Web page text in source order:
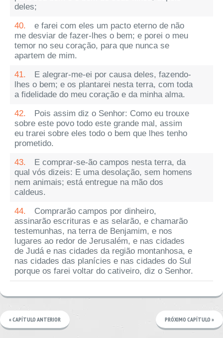
deles;
40.
e farei com eles um pacto eterno de não
me desviar de fazer-lhes o bem; e porei o meu
temor no seu coração, para que nunca se
apartem de mim.
41.
E alegrar-me-ei por causa deles, fazendo-
lhes o bem; e os plantarei nesta terra, com toda
a fidelidade do meu coração e da minha alma.
42.
Pois assim diz o Senhor: Como eu trouxe
sobre este povo todo este grande mal, assim
eu trarei sobre eles todo o bem que lhes tenho
prometido.
43.
E comprar-se-ão campos nesta terra, da
qual vós dizeis: E uma desolação, sem homens
nem animais; está entregue na mão dos
caldeus.
44.
Comprarão campos por dinheiro,
assinarão escrituras e as selarão, e chamarão
testemunhas, na terra de Benjamim, e nos
lugares ao redor de Jerusalém, e nas cidades
de Judá e nas cidades da região montanhosa, e
nas cidades das planícies e nas cidades do Sul
porque os farei voltar do cativeiro, diz o Senhor.
« CAPÍTULO ANTERIOR PRÓXIMO CAPÍTULO »